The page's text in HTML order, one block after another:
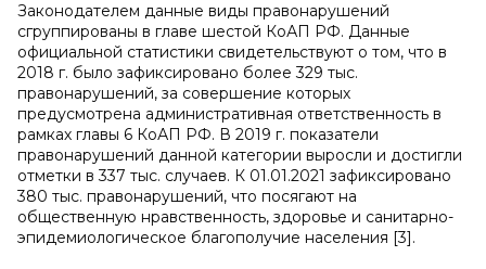
Законодателем данные виды правонарушений
сгруппированы в главе шестой КоАП РФ. Данные
официальной статистики свидетельствуют о том, что в
2018 г. было зафиксировано более 329 тыс.
правонарушений, за совершение которых
предусмотрена административная ответственность в
рамках главы 6 КоАП РФ. В 2019 г. показатели
правонарушений данной категории выросли и достигли
отметки в 337 тыс. случаев. К 01.01.2021 зафиксировано
380 тыс. правонарушений, что посягают на
общественную нравственность, здоровье и санитарно-
эпидемиологическое благополучие населения [3].